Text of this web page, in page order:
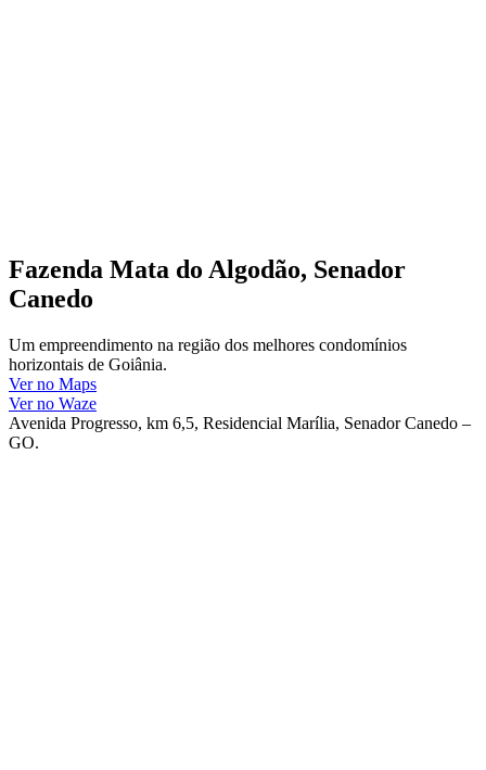
Fazenda Mata do Algodão, Senador
Canedo
Um empreendimento na região dos melhores condomínios
horizontais de Goiânia.
Ver no Maps
Ver no Waze
Avenida Progresso, km 6,5, Residencial Marília, Senador Canedo –
GO.